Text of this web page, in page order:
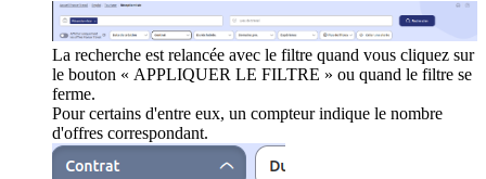
La recherche est relancée avec le filtre quand vous cliquez sur
le bouton « APPLIQUER LE FILTRE » ou quand le filtre se
ferme.
Pour certains d'entre eux, un compteur indique le nombre
d'offres correspondant.